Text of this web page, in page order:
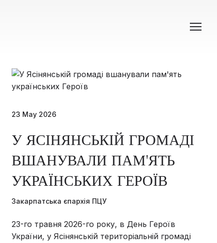
23 May 2026
У ЯСІНЯНСЬКІЙ ГРОМАДІ
ВШАНУВАЛИ ПАМ'ЯТЬ
УКРАЇНСЬКИХ ГЕРОЇВ
Закарпатська єпархія ПЦУ
23-го травня 2026-го року, в День Героїв
України, у Ясінянській територіальній громаді